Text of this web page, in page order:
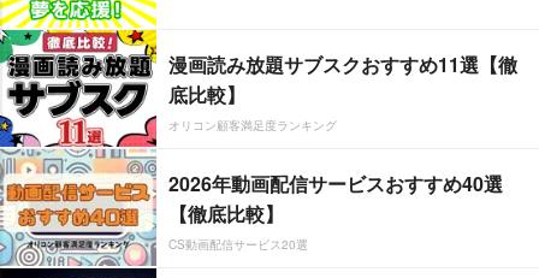
漫画読み放題サブスクおすすめ11選【徹
底比較】
オリコン顧客満足度ランキング
2026年動画配信サービスおすすめ40選
【徹底比較】
CS動画配信サービス20選